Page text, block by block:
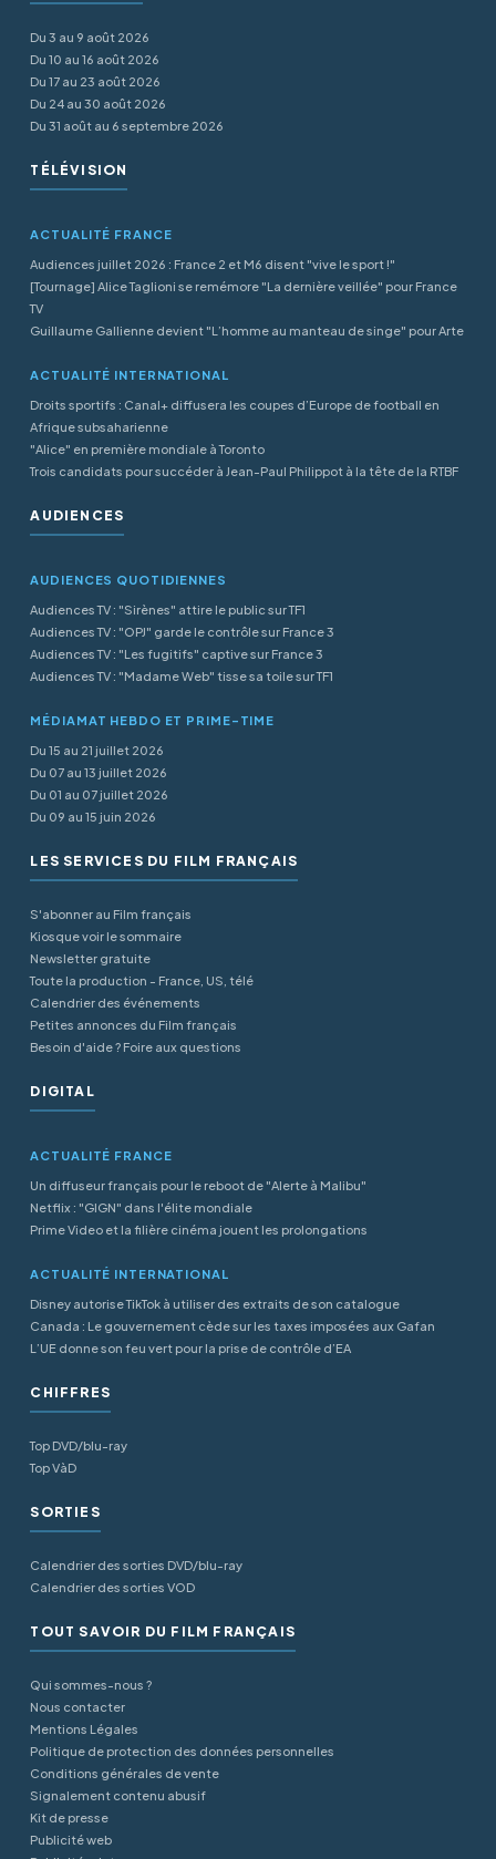
Du 3 au 9 août 2026
Du 10 au 16 août 2026
Du 17 au 23 août 2026
Du 24 au 30 août 2026
Du 31 août au 6 septembre 2026
TÉLÉVISION
ACTUALITÉ FRANCE
Audiences juillet 2026 : France 2 et M6 disent "vive le sport !"
[Tournage] Alice Taglioni se remémore "La dernière veillée" pour France
TV
Guillaume Gallienne devient "L’homme au manteau de singe" pour Arte
ACTUALITÉ INTERNATIONAL
Droits sportifs : Canal+ diffusera les coupes d’Europe de football en
Afrique subsaharienne
"Alice" en première mondiale à Toronto
Trois candidats pour succéder à Jean-Paul Philippot à la tête de la RTBF
AUDIENCES
AUDIENCES QUOTIDIENNES
Audiences TV : "Sirènes" attire le public sur TF1
Audiences TV : "OPJ" garde le contrôle sur France 3
Audiences TV : "Les fugitifs" captive sur France 3
Audiences TV : "Madame Web" tisse sa toile sur TF1
MÉDIAMAT HEBDO ET PRIME-TIME
Du 15 au 21 juillet 2026
Du 07 au 13 juillet 2026
Du 01 au 07 juillet 2026
Du 09 au 15 juin 2026
LES SERVICES DU FILM FRANÇAIS
S'abonner au Film français
Kiosque voir le sommaire
Newsletter gratuite
Toute la production - France, US, télé
Calendrier des événements
Petites annonces du Film français
Besoin d'aide ? Foire aux questions
DIGITAL
ACTUALITÉ FRANCE
Un diffuseur français pour le reboot de "Alerte à Malibu"
Netflix : "GIGN" dans l'élite mondiale
Prime Video et la filière cinéma jouent les prolongations
ACTUALITÉ INTERNATIONAL
Disney autorise TikTok à utiliser des extraits de son catalogue
Canada : Le gouvernement cède sur les taxes imposées aux Gafan
L’UE donne son feu vert pour la prise de contrôle d’EA
CHIFFRES
Top DVD/blu-ray
Top VàD
SORTIES
Calendrier des sorties DVD/blu-ray
Calendrier des sorties VOD
TOUT SAVOIR DU FILM FRANÇAIS
Qui sommes-nous ?
Nous contacter
Mentions Légales
Politique de protection des données personnelles
Conditions générales de vente
Signalement contenu abusif
Kit de presse
Publicité web